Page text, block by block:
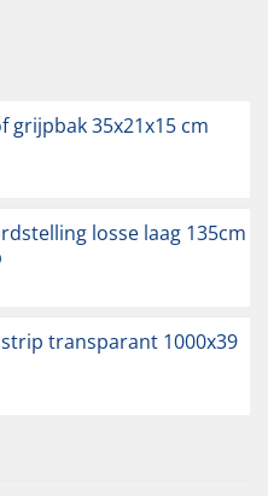
grijpbak 35x21x15 cm
losse laag 135cm
transparant 1000x39